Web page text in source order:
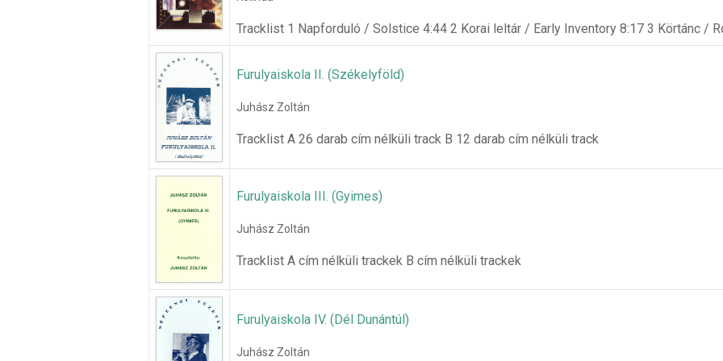
Tracklist 1 Napforduló / Solstice 4:44 2 Korai leltár / Early Inventory 8:17 3 Körtánc /
Furulyaiskola II. (Székelyföld)
Juhász Zoltán
Tracklist A 26 darab cím nélküli track B 12 darab cím nélküli track
Furulyaiskola III. (Gyimes)
Juhász Zoltán
Tracklist A cím nélküli trackek B cím nélküli trackek
Furulyaiskola IV. (Dél Dunántúl)
Juhász Zoltán